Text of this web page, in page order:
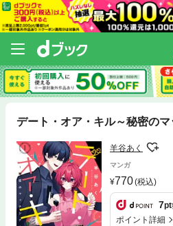
デート・オア・キル～秘密の
羊谷あく
マンガ
770(税込)
7pt
ポイント詳細